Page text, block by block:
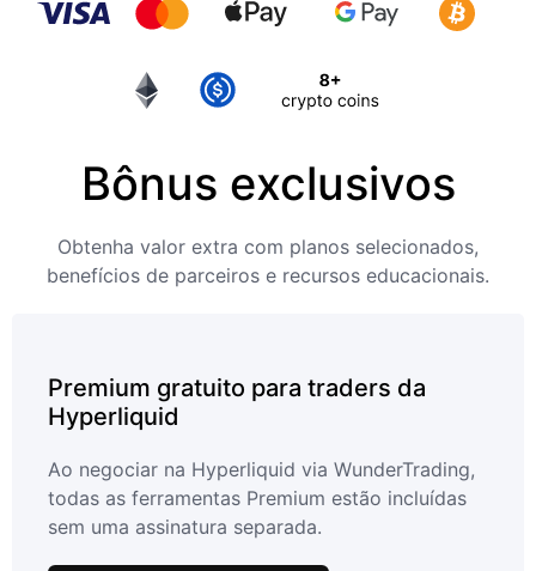
Bônus exclusivos
Obtenha valor extra com planos selecionados,
benefícios de parceiros e recursos educacionais.
Premium gratuito para traders da
Hyperliquid
Ao negociar na Hyperliquid via WunderTrading,
todas as ferramentas Premium estão incluídas
sem uma assinatura separada.